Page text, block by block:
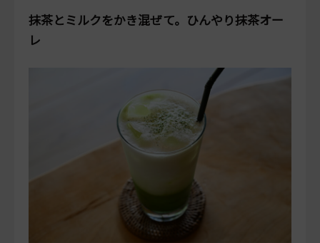
抹茶とミルクをかき混ぜて。ひんやり抹茶オー
レ